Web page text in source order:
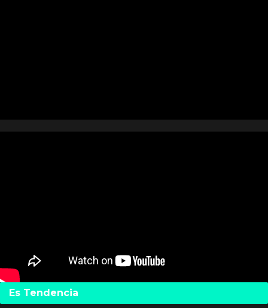
Es Tendencia